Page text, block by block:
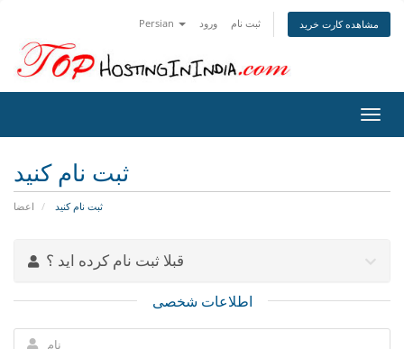
Persian ورود ثبت نام مشاهده کارت خرید
تغییر
ثبت نام کنید
اعضا ثبت نام کنید
قبلا ثبت نام کرده اید ؟
اطلاعات شخصی